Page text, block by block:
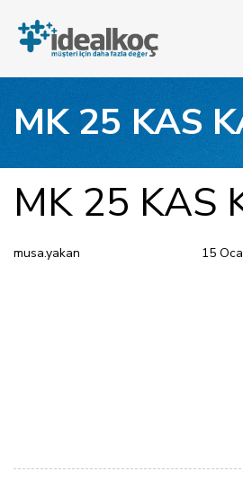
atla
gezinme
bölümüne
geç
İçeriğe
atlaMK 25 KAS
MK 25 KAS
musa.yakan 15